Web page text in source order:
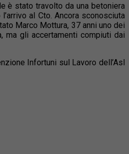
è stato travolto da una betoniera
al Cto. Ancora sconosciuta
Marco Mottura, 37 anni uno dei
ma gli accertamenti compiuti dai
Infortuni sul Lavoro dell’Asl